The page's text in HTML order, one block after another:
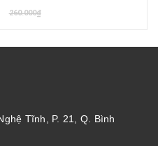
260.000₫
Tĩnh, P. 21, Q. Bình